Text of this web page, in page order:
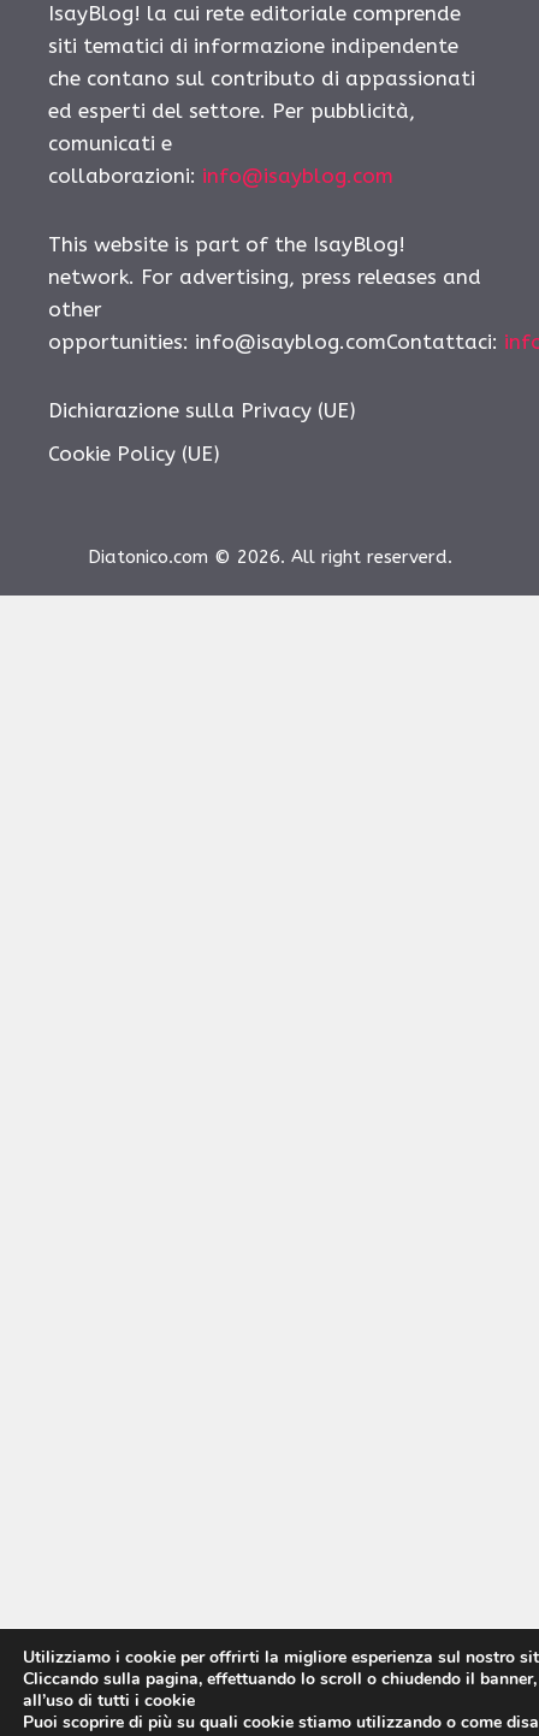
IsayBlog! la cui rete editoriale comprende
siti tematici di informazione indipendente
che contano sul contributo di appassionati
ed esperti del settore. Per pubblicità,
comunicati e
collaborazioni: info@isayblog.com
This website is part of the IsayBlog!
network. For advertising, press releases and
other
opportunities: info@isayblog.comContattaci:
Dichiarazione sulla Privacy (UE)
Cookie Policy (UE)
Diatonico.com © 2026. All right reserverd.
Utilizziamo i cookie per offrirti la migliore esperienza sul nostro
Cliccando sulla pagina, effettuando lo scroll o chiudendo il
all’uso di tutti i cookie
Puoi scoprire di più su quali cookie stiamo utilizzando o come